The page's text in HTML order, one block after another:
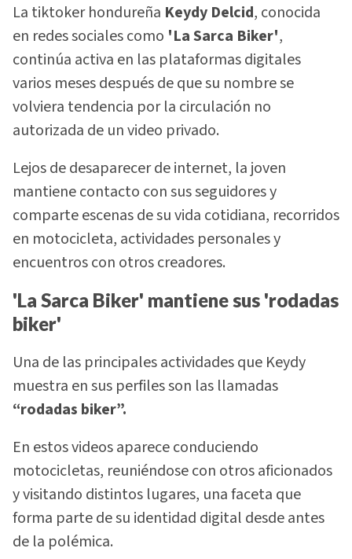
La tiktoker hondureña Keydy Delcid, conocida
en redes sociales como 'La Sarca Biker',
continúa activa en las plataformas digitales
varios meses después de que su nombre se
volviera tendencia por la circulación no
autorizada de un video privado.
Lejos de desaparecer de internet, la joven
mantiene contacto con sus seguidores y
comparte escenas de su vida cotidiana, recorridos
en motocicleta, actividades personales y
encuentros con otros creadores.
'La Sarca Biker' mantiene sus 'rodadas
biker'
Una de las principales actividades que Keydy
muestra en sus perfiles son las llamadas
“rodadas biker”.
En estos videos aparece conduciendo
motocicletas, reuniéndose con otros aficionados
y visitando distintos lugares, una faceta que
forma parte de su identidad digital desde antes
de la polémica.